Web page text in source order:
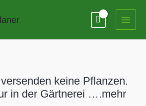
keine Pflanzen.
in der Gärtnerei ….mehr